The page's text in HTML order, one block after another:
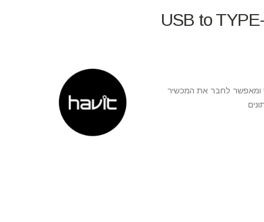
תואם להתקנים הדור האחרון עם קלט מסוג C מסוג USB ומאפשר לחבר את המכשיר